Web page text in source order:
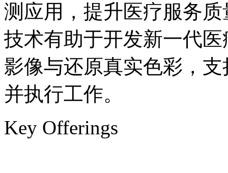
测应用，提升医疗服务
技术有助于开发新一代
影像与还原真实色彩，
并执行工作。
Key Offerings